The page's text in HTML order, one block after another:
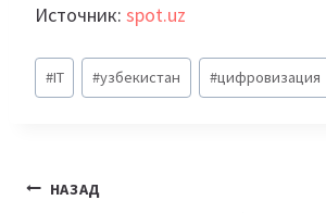
Источник: spot.uz
Метки
записи:
#IT #узбекистан #цифровизация
Навигация
НАЗАД